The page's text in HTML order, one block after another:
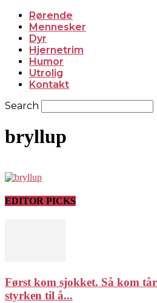
Rørende
Mennesker
Dyr
Hjernetrim
Humor
Utrolig
Kontakt
Search
bryllup
EDITOR PICKS
Først kom sjokket. Så kom
styrken til å...